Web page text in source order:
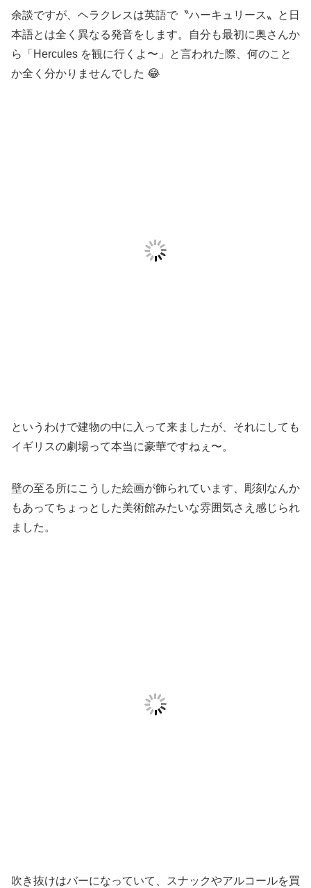
余談ですが、ヘラクレスは英語で〝ハーキュリース〟と日
本語とは全く異なる発音をします。自分も最初に奥さんか
ら「Hercules を観に行くよ〜」と言われた際、何のこと
か全く分かりませんでした 😂
というわけで建物の中に入って来ましたが、それにしても
イギリスの劇場って本当に豪華ですねぇ〜。
壁の至る所にこうした絵画が飾られています、彫刻なんか
もあってちょっとした美術館みたいな雰囲気さえ感じられ
ました。
吹き抜けはバーになっていて、スナックやアルコールを買